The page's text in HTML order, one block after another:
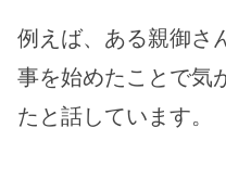
例えば、ある親御さ
事を始めたことで気
たと話しています。